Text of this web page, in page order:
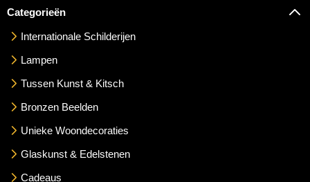
Categorieën
Internationale Schilderijen
Lampen
Tussen Kunst & Kitsch
Bronzen Beelden
Unieke Woondecoraties
Glaskunst & Edelstenen
Cadeaus